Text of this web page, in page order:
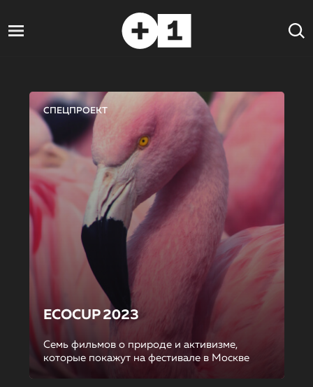
СПЕЦПРОЕКТ
ECOCUP 2023
Семь фильмов о природе и активизме,
которые покажут на фестивале в Москве